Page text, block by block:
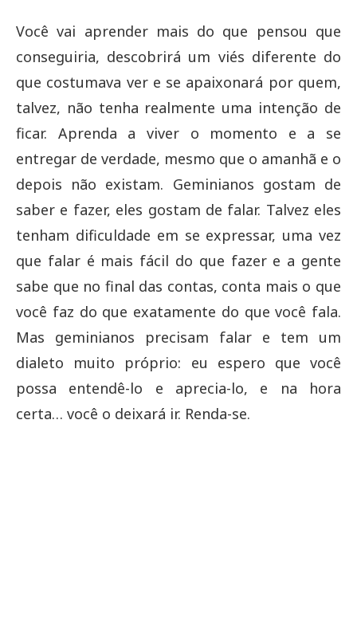
Você vai aprender mais do que pensou que
conseguiria, descobrirá um viés diferente do
que costumava ver e se apaixonará por quem,
talvez, não tenha realmente uma intenção de
ficar. Aprenda a viver o momento e a se
entregar de verdade, mesmo que o amanhã e o
depois não existam. Geminianos gostam de
saber e fazer, eles gostam de falar. Talvez eles
tenham dificuldade em se expressar, uma vez
que falar é mais fácil do que fazer e a gente
sabe que no final das contas, conta mais o que
você faz do que exatamente do que você fala.
Mas geminianos precisam falar e tem um
dialeto muito próprio: eu espero que você
possa entendê-lo e aprecia-lo, e na hora
certa… você o deixará ir. Renda-se.